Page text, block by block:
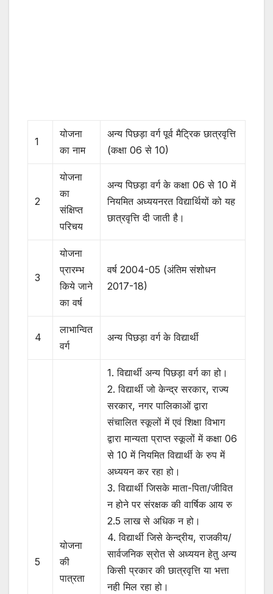
1
योजना
का नाम
अन्य पिछड़ा वर्ग पूर्व मैट्रिक छात्रवृत्ति
(कक्षा 06 से 10)
2
योजना
का
संक्षिप्त
परिचय
अन्य पिछड़ा वर्ग के कक्षा 06 से 10 में
नियमित अध्ययनरत विद्यार्थियों को यह
छात्रवृत्ति दी जाती है।
3
योजना
प्रारम्भ
किये जाने
का वर्ष
वर्ष 2004-05 (अंतिम संशोधन
2017-18)
4
लाभान्वित
वर्ग
अन्य पिछड़ा वर्ग के विद्यार्थी
5
योजना
की
पात्रता
1. विद्यार्थी अन्य पिछड़ा वर्ग का हो।
2. विद्यार्थी जो केन्द्र सरकार, राज्य
सरकार, नगर पालिकाओं द्वारा
संचालित स्कूलों में एवं शिक्षा विभाग
द्वारा मान्यता प्राप्त स्कूलों में कक्षा 06
से 10 में नियमित विद्यार्थी के रुप में
अध्ययन कर रहा हो।
3. विद्यार्थी जिसके माता-पिता/जीवित
न होने पर संरक्षक की वार्षिक आय रु
2.5 लाख से अधिक न हो।
4. विद्यार्थी जिसे केन्द्रीय, राजकीय/
सार्वजनिक स्रोत से अध्ययन हेतु अन्य
किसी प्रकार की छात्रवृत्ति या भत्ता
नही मिल रहा हो।